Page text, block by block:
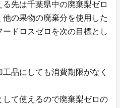
先は千葉県中の廃棄梨ゼロ
の果物の廃棄分を使用した
ドロスゼロを次の目標とし
品にしても消費期限がなく
て使えるので廃棄梨ゼロの